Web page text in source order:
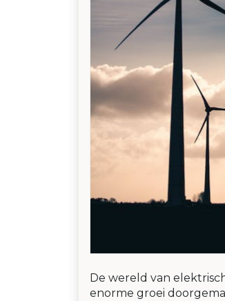
De wereld van
enorme groei